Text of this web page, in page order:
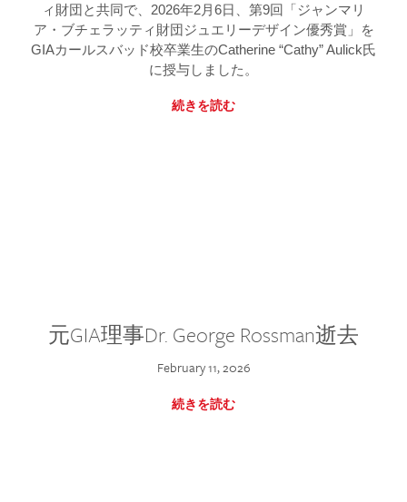
ィ財団と共同で、2026年2月6日、第9回「ジャンマリ
ア・ブチェラッティ財団ジュエリーデザイン優秀賞」を
GIAカールスバッド校卒業生のCatherine “Cathy” Aulick氏
に授与しました。
続きを読む
元GIA理事Dr. George Rossman逝去
February 11, 2026
続きを読む